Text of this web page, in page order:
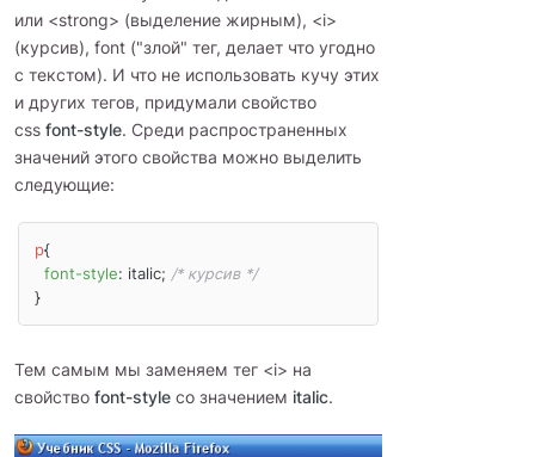
или <strong> (выделение жирным), <i>
(курсив), font ("злой" тег, делает что угодно
с текстом). И что не использовать кучу этих
и других тегов, придумали свойство
css font-style. Среди распространенных
значений этого свойства можно выделить
следующие:
p{
font-style: italic; /* курсив */
}
Тем самым мы заменяем тег <i> на
свойство font-style со значением italic.